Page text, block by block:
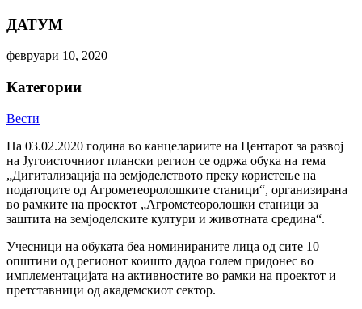
ДАТУМ
февруари 10, 2020
Категории
Вести
На 03.02.2020 година во канцелариите на Центарот за развој
на Југоисточниот плански регион се одржа обука на тема
„Дигитализација на земјоделството преку користење на
податоците од Агрометеоролошките станици“, организирана
во рамките на проектот „Агрометеоролошки станици за
заштита на земјоделските култури и животната средина“.
Учесници на обуката беа номинираните лица од сите 10
општини од регионот коишто дадоа голем придонес во
имплементацијата на активностите во рамки на проектот и
претставници од академскиот сектор.